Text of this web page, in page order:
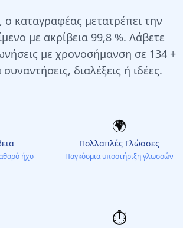
ο καταγραφέας μετατρέπει την
με ακρίβεια 99,8 %. Λάβετε
με χρονοσήμανση σε 134 +
διαλέξεις ή ιδέες.
ήχο
🌍
Πολλαπλές Γλώσσες
Παγκόσμια υποστήριξη γλωσσών
⏱️